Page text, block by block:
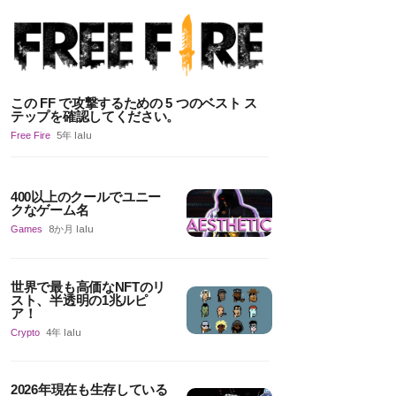
この FF で攻撃するための 5 つのベスト ス
テップを確認してください。
Free Fire 5年 lalu
400以上のクールでユニー
クなゲーム名
Games 8か月 lalu
世界で最も高価なNFTのリ
スト、半透明の1兆ルピ
ア！
Crypto 4年 lalu
2026年現在も生存している